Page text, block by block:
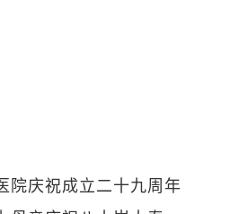
院庆祝成立二十九周年